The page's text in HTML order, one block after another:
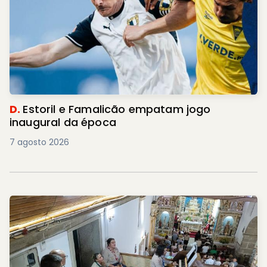
D. Estoril e Famalicão empatam jogo
inaugural da época
7 agosto 2026